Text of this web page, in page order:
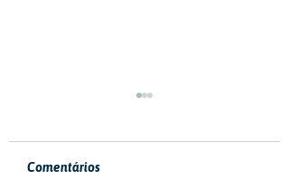
Comentários